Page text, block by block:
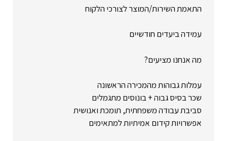
התאמת השירות/המוצר לצורכי הלקוח
עמידה ביעדים חודשיים
מה אנחנו מציעים?
עמלות גבוהות מהמכירה הראשונה
שכר בסיס גבוה + בונוסים מתגמלים
סביבת עבודה משפחתית, תומכת ואנושית
אפשרויות קידום אמיתיות למתאימים